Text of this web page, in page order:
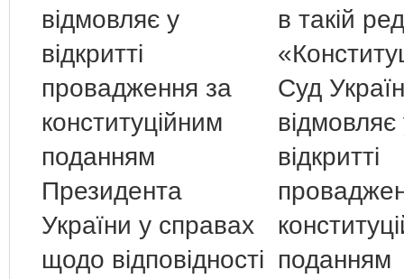
відмовляє у
відкритті
провадження за
конституційним
поданням
Президента
України у справах
щодо відповідності
в такій
Суд
відмовляє
відкритті
поданням